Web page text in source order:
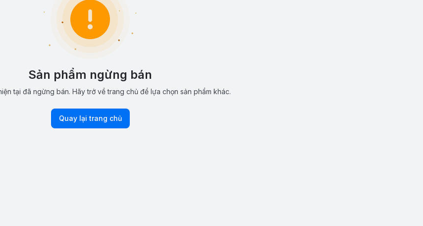
Sản phẩm ngừng bán
tại đã ngừng bán. Hãy trở về trang chủ để lựa chọn sản phẩm khác.
Quay lại trang chủ